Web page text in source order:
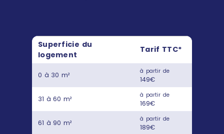
Superficie du
logement
Tarif TTC*
0 à 30 m² à partir de
149€
31 à 60 m² à partir de
169€
61 à 90 m² à partir de
189€